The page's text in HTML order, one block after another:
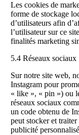
Les cookies de
forme de stockage
d’utilisateurs afin
l’utilisateur sur ce
finalités marketing
5.4 Réseaux sociaux
Sur notre site web,
Instagram pour
« like », « pin ») ou
réseaux sociaux
un code obtenu de
peut stocker et
publicité